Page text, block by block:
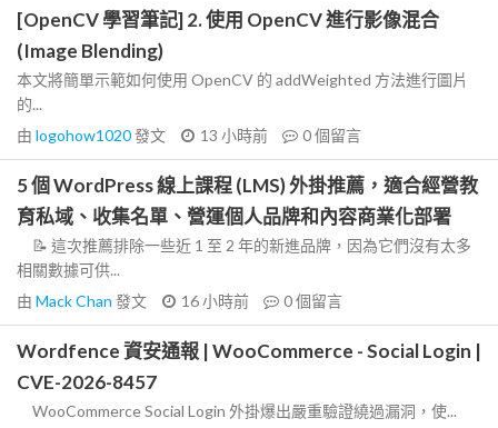
[OpenCV 學習筆記] 2. 使用 OpenCV 進行影像混合
(Image Blending)
本文將簡單示範如何使用 OpenCV 的 addWeighted 方法進行圖片
的...
由 logohow1020發文 13 小時前 0個留言
5 個 WordPress 線上課程 (LMS) 外掛推薦，適合經營教
育私域、收集名單、營運個人品牌和內容商業化部署
📝 這次推薦排除一些近 1 至 2 年的新進品牌，因為它們沒有太多
相關數據可供...
由 Mack Chan 發文 16 小時前 0個留言
Wordfence 資安通報 | WooCommerce - Social Login |
CVE-2026-8457
WooCommerce Social Login 外掛爆出嚴重驗證繞過漏洞，使...